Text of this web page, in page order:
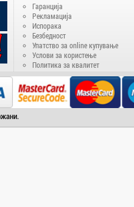
Гаранција
Рекламација
Испорака
Безбедност
Упатство за online купување
Услови за користење
Политика за квалитет